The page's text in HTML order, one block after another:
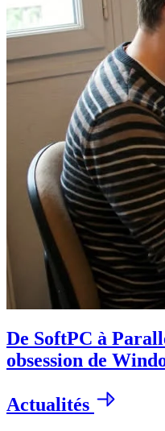
De SoftPC à
obsession de
Actualités